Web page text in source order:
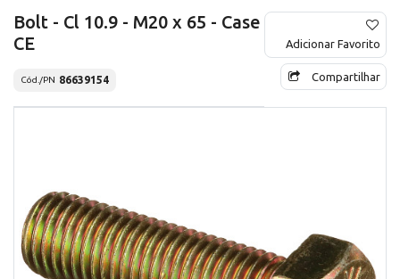
Bolt - Cl 10.9 - M20 x 65 - Case
CE
Cód./PN 86639154
Adicionar Favorito
Compartilhar